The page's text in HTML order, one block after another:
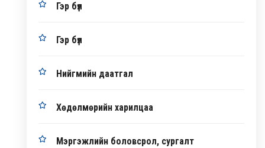
Гэр бүл
Гэр бүл
Нийгмийн даатгал
Хөдөлмөрийн харилцаа
Мэргэжлийн боловсрол, сургалт